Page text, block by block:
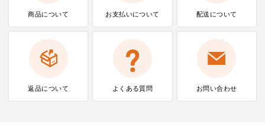
商品について お支払いについて 配送について
返品について よくある質問 お問い合わせ